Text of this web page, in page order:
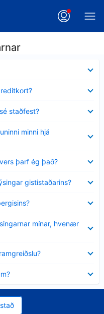
staðfest?
minni hjá
þarf ég það?
gististaðarins?
mínar, hvenær